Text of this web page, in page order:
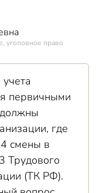
уголовное право
первичными
где
смены в
Трудового
(ТК РФ).